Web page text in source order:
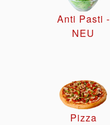
Anti Pasti -
NEU
Pizza